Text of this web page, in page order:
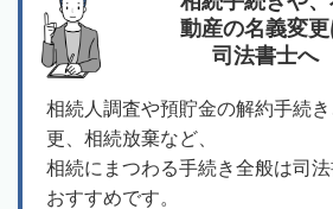
動産の名義変更
司法書士へ
相続人調査や預貯金の解約手続
更、相続放棄など、
相続にまつわる手続き全般は司
おすすめです。